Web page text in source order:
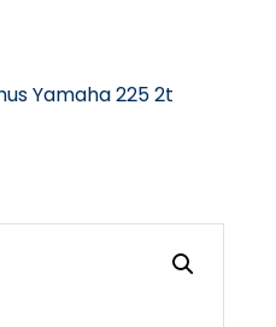
Yamaha 225 2t